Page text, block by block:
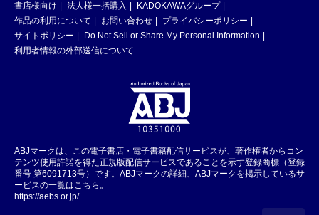
書店様向け
法人様一括購入
KADOKAWAグループ
作品の利用について
お問い合わせ
プライバシーポリシー
サイトポリシー
Do Not Sell or Share My Personal Information
利用者情報の外部送信について
ABJマークは、この電子書店・電子書籍配信サービスが、著作権者からコン
テンツ使用許諾を得た正規版配信サービスであることを示す登録商標（登録
番号 第6091713号）です。ABJマークの詳細、ABJマークを掲示しているサ
ービスの一覧はこちら。
https://aebs.or.jp/